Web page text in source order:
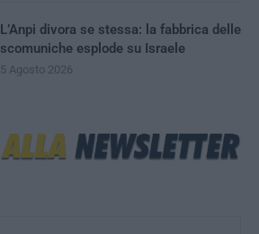
L’Anpi divora se stessa: la fabbrica delle
scomuniche esplode su Israele
5 Agosto 2026